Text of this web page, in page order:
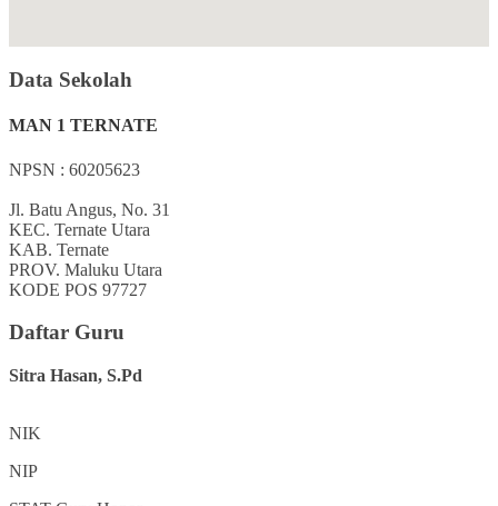
Data Sekolah
MAN 1 TERNATE
NPSN : 60205623
Jl. Batu Angus, No. 31
KEC. Ternate Utara
KAB. Ternate
PROV. Maluku Utara
KODE POS 97727
Daftar Guru
Sitra Hasan, S.Pd
NIK
NIP